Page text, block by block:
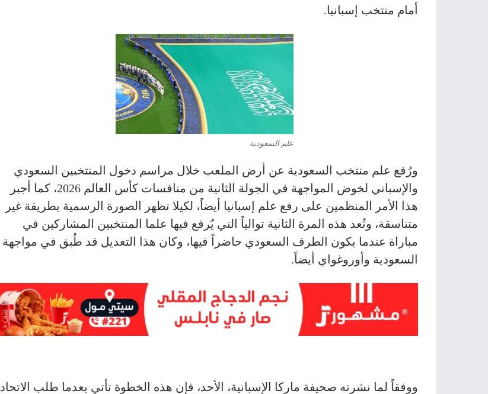
أمام منتخب إسبانيا.
علم السعودية
ورُفع علم منتخب السعودية عن أرض الملعب خلال مراسم دخول المنتخبين السعودي
والإسباني لخوض المواجهة في الجولة الثانية من منافسات كأس العالم 2026، كما أجبر
هذا الأمر المنظمين على رفع علم إسبانيا أيضاً، لكيلا تظهر الصورة الرسمية بطريقة غير
متناسقة، وتُعد هذه المرة الثانية توالياً التي يُرفع فيها علما المنتخبين المشاركين في
مباراة عندما يكون الطرف السعودي حاضراً فيها، وكان هذا التعديل قد طُبق في مواجهة
السعودية وأوروغواي أيضاً.
ووفقاً لما نشرته صحيفة ماركا الإسبانية، الأحد، فإن هذه الخطوة تأتي بعدما طلب الاتحاد